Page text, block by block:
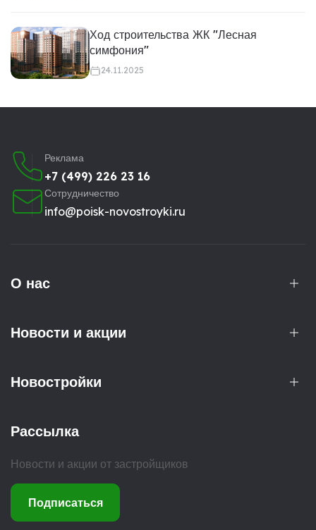
Ход строительства ЖК "Лесная
симфония"
24.11.2025
Реклама
+7 (499) 226 23 16
Сотрудничество
info@poisk-novostroyki.ru
О нас
Новости и акции
Новостройки
Рассылка
Новости и акции от застройщиков
Подписаться